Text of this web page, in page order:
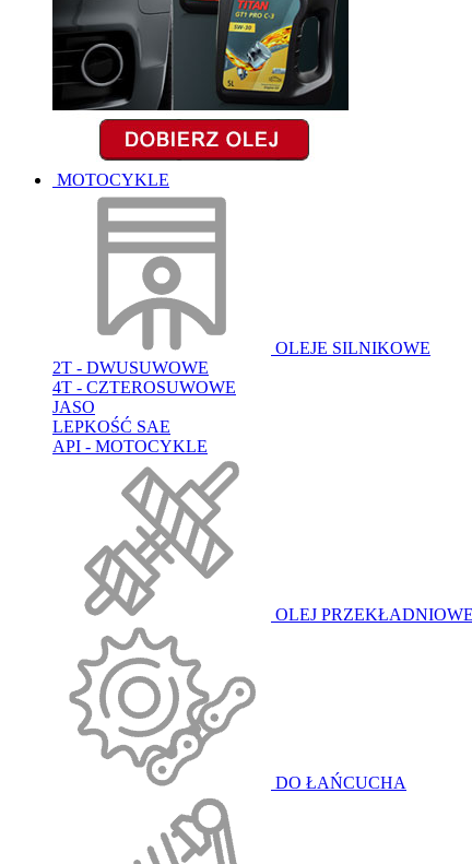
MOTOCYKLE
OLEJE SILNIKOWE
2T - DWUSUWOWE
4T - CZTEROSUWOWE
JASO
LEPKOŚĆ SAE
API - MOTOCYKLE
OLEJ PRZEKŁADNIOWE
DO ŁAŃCUCHA